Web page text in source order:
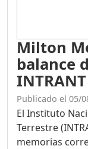
Milton
balance
Publicado el 05/
El Instituto
Terrestre
memorias